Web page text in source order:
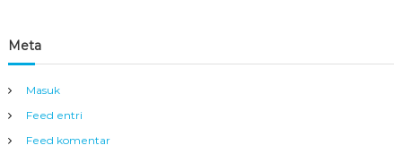
Meta
Masuk
Feed entri
Feed komentar